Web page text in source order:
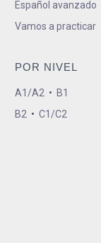
Español avanzado
Vamos a practicar
POR NIVEL
A1/A2 • B1
B2 • C1/C2